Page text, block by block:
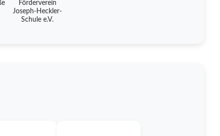
Förderverein
Joseph-Heckler-
Schule e.V.